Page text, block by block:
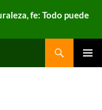
fe: Todo puede